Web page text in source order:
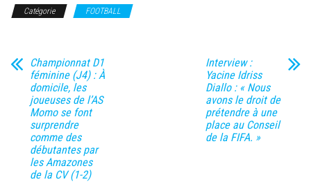
Catégorie FOOTBALL
Championnat D1
féminine (J4) : À
domicile, les
joueuses de l’AS
Momo se font
surprendre
comme des
débutantes par
les Amazones
de la CV (1-2)
Interview :
Yacine Idriss
Diallo : « Nous
avons le droit de
prétendre à une
place au Conseil
de la FIFA. »